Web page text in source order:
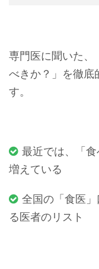
専門医に聞いた、
べきか？」を徹底
す。
最近では、「
増えている
全国の「食医
る医者のリスト